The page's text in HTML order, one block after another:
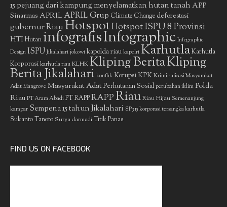
15 pejuang dari kampung menyelamatkan hutan tanah APP
Sinarmas APRIL APRIL Grup Climate Change deforestasi
gubernur RiauHotspotHotspot ISPU 8 Provinsi
HTIHutan infografisInfographic Infographic
Design ISPU Jikalahari jokowi kapolda riau kapolri KarhutlaKarhutla
Korporasikarhutla riauKLHKKliping BeritaKliping
Berita Jikalahari konflik Korupsi KPKKriminalisasi Masyarakat
Adat Mangrove Masyarakat AdatPerhutanan Sosial perubahan iklim Polda
Riau PT Arara Abadi PT RAPPRAPPRiauRiau Hijau Semenanjung
kampar Sempena 15 tahun Jikalahari SP3 15 korporasi tersangka karhutla
Sukanto Tanoto Surya darmadiTitik Panas
FIND US ON FACEBOOK